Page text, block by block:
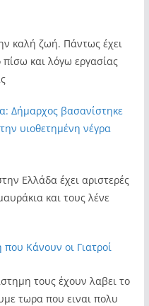
καλή ζωή. Πάντως έχει
πίσω και λόγω εργασίας
Δήμαρχος βασανίστηκε
υιοθετημένη νέγρα
Ελλάδα έχει αριστερές
και τους λένε
που Κάνουν οι Γιατροί
τους έχουν λαβει το
τωρα που ειναι πολυ